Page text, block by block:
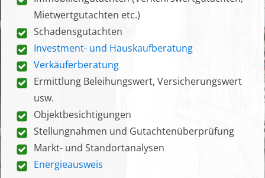
Mietwertgutachten etc.)
Schadensgutachten
Investment- und Hauskaufberatung
Verkäuferberatung
Ermittlung Beleihungswert, Versicherungswert
usw.
Objektbesichtigungen
Stellungnahmen und Gutachtenüberprüfung
Markt- und Standortanalysen
Energieausweis